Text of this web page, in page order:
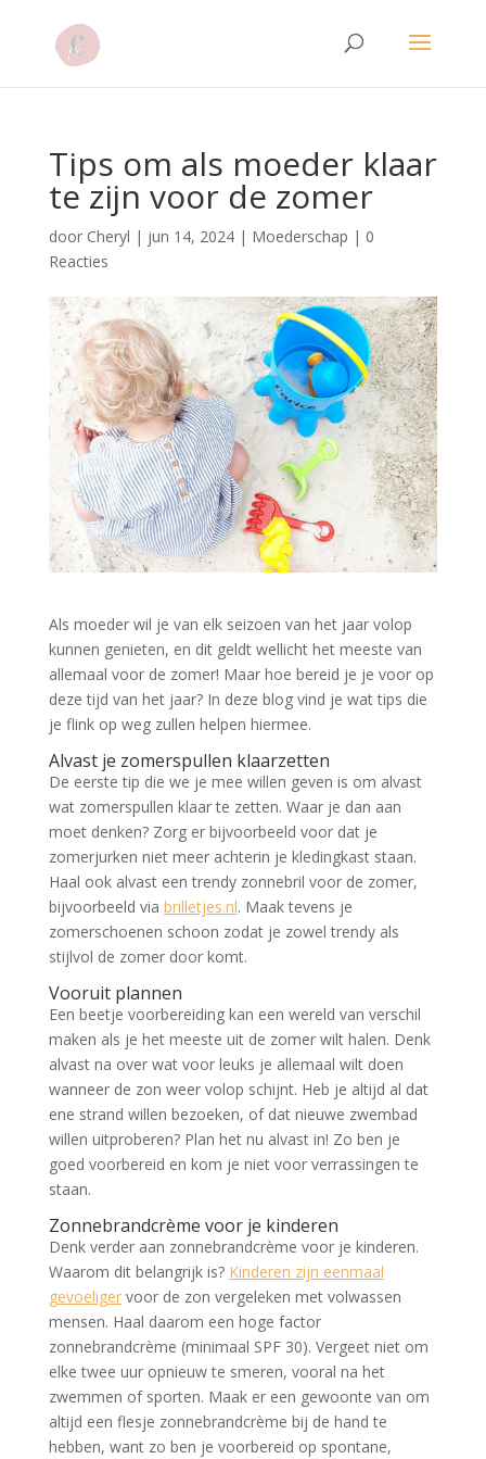
Tips om als moeder klaar
te zijn voor de zomer
door Cheryl | jun 14, 2024| Moederschap | 0
Reacties
Als moeder wil je van elk seizoen van het jaar volop
kunnen genieten, en dit geldt wellicht het meeste van
allemaal voor de zomer! Maar hoe bereid je je voor op
deze tijd van het jaar? In deze blog vind je wat tips die
je flink op weg zullen helpen hiermee.
Alvast je zomerspullen klaarzetten
De eerste tip die we je mee willen geven is om alvast
wat zomerspullen klaar te zetten. Waar je dan aan
moet denken? Zorg er bijvoorbeeld voor dat je
zomerjurken niet meer achterin je kledingkast staan.
Haal ook alvast een trendy zonnebril voor de zomer,
bijvoorbeeld via brilletjes.nl. Maak tevens je
zomerschoenen schoon zodat je zowel trendy als
stijlvol de zomer door komt.
Vooruit plannen
Een beetje voorbereiding kan een wereld van verschil
maken als je het meeste uit de zomer wilt halen. Denk
alvast na over wat voor leuks je allemaal wilt doen
wanneer de zon weer volop schijnt. Heb je altijd al dat
ene strand willen bezoeken, of dat nieuwe zwembad
willen uitproberen? Plan het nu alvast in! Zo ben je
goed voorbereid en kom je niet voor verrassingen te
staan.
Zonnebrandcrème voor je kinderen
Denk verder aan zonnebrandcrème voor je kinderen.
Waarom dit belangrijk is? Kinderen zijn eenmaal
gevoeligervoor de zon vergeleken met volwassen
mensen. Haal daarom een hoge factor
zonnebrandcrème (minimaal SPF 30). Vergeet niet om
elke twee uur opnieuw te smeren, vooral na het
zwemmen of sporten. Maak er een gewoonte van om
altijd een flesje zonnebrandcrème bij de hand te
hebben, want zo ben je voorbereid op spontane,